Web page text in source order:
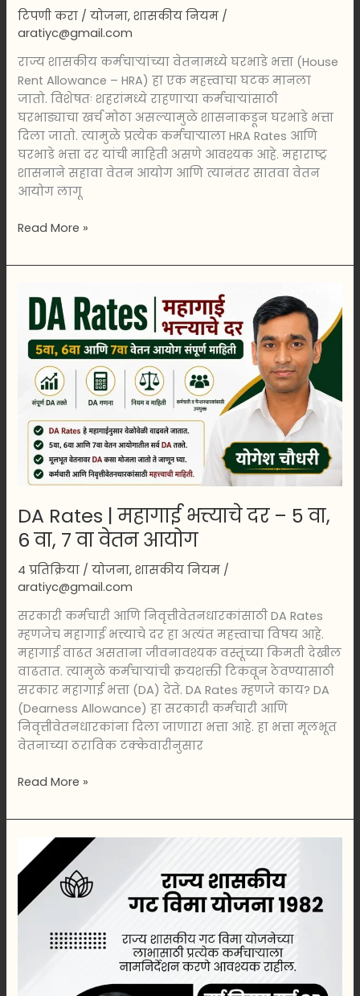
टिपणी करा /योजना,शासकीय नियम /
aratiyc@gmail.com
राज्य शासकीय कर्मचाऱ्यांच्या वेतनामध्ये घरभाडे भत्ता (House
Rent Allowance – HRA) हा एक महत्त्वाचा घटक मानला
जातो. विशेषतः शहरांमध्ये राहणाऱ्या कर्मचाऱ्यांसाठी
घरभाड्याचा खर्च मोठा असल्यामुळे शासनाकडून घरभाडे भत्ता
दिला जातो. त्यामुळे प्रत्येक कर्मचाऱ्याला HRA Rates आणि
घरभाडे भत्ता दर यांची माहिती असणे आवश्यक आहे. महाराष्ट्र
शासनाने सहावा वेतन आयोग आणि त्यानंतर सातवा वेतन
आयोग लागू
माहिती
Read More »
DA Rates | महागाई भत्त्याचे दर – 5 वा,
6 वा, 7 वा वेतन आयोग
4 प्रतिक्रिया /योजना,शासकीय नियम /
aratiyc@gmail.com
सरकारी कर्मचारी आणि निवृत्तीवेतनधारकांसाठी DA Rates
म्हणजेच महागाई भत्त्याचे दर हा अत्यंत महत्त्वाचा विषय आहे.
महागाई वाढत असताना जीवनावश्यक वस्तूंच्या किमती देखील
वाढतात. त्यामुळे कर्मचाऱ्यांची क्रयशक्ती टिकवून ठेवण्यासाठी
सरकार महागाई भत्ता (DA) देते. DA Rates म्हणजे काय? DA
(Dearness Allowance) हा सरकारी कर्मचारी आणि
निवृत्तीवेतनधारकांना दिला जाणारा भत्ता आहे. हा भत्ता मूलभूत
वेतनाच्या ठराविक टक्केवारीनुसार
Rates
महागाई
भत्त्याचे
वा
वेतन
आयोग
Read More »
महाराष्ट्र
शासन
कर्मचारी
रजा
नियम
मराठी